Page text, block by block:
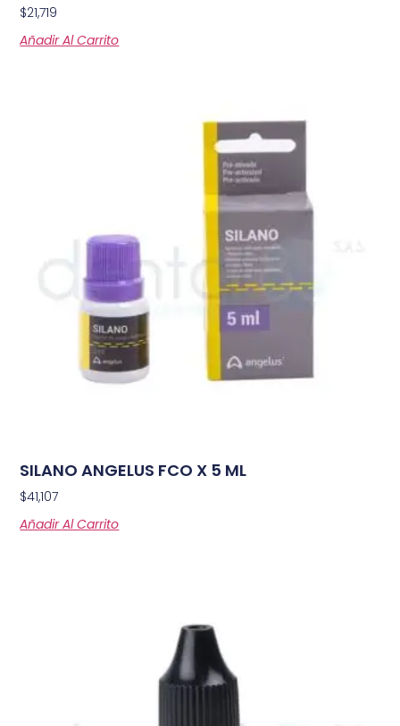
$21,719
Añadir Al Carrito
SILANO ANGELUS FCO X 5 ML
$41,107
Añadir Al Carrito